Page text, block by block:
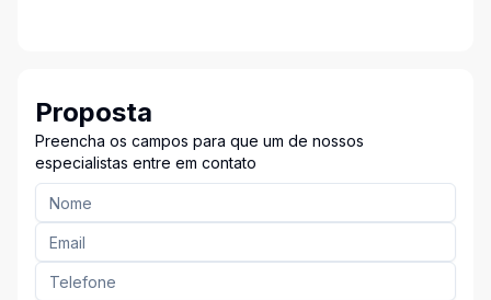
Proposta
Preencha os campos para que um de nossos
especialistas entre em contato